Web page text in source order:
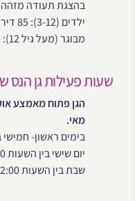
בהצגת תעודה
ילדים (3-12): 85 דירהם.
מבוגר (מעל גיל 12): 100 דירהם.
שעות פעילות גן הנס
הגן פתוח מאמצע
מאי.
בימים ראשון- חמישי בין
יום שישי בין השעות 09:00-23:00.
שבת בין השעות 09:00-22:00.